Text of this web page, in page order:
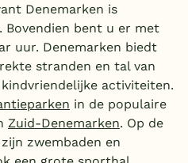
Denemarken is
Bovendien bent u er met
uur. Denemarken biedt
stranden en tal van
activiteiten.
in de populaire
Zuid-Denemarken. Op de
zwembaden en